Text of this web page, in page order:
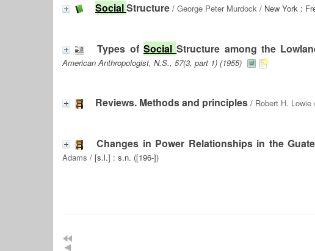
SocialStructure / George Peter Murdock / New York :
Types of SocialStructure among the
American Anthropologist, N.S., 57(3, part 1) (1955)
Reviews. Methods and principles / Robert H. Lowie
Changes in Power Relationships in the
Adams / [s.l.] : s.n. ([196-])